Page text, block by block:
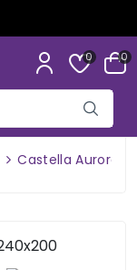
0 0
Castella Aurora